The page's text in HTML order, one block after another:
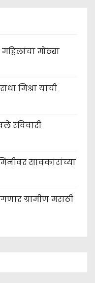
मोठ्या
मिश्रा यांची
रविवारी
सावकारांच्या
ग्रामीण मराठी